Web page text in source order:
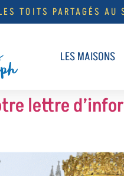
TOITS PARTAGÉS AU
LES MAISONS
lettre